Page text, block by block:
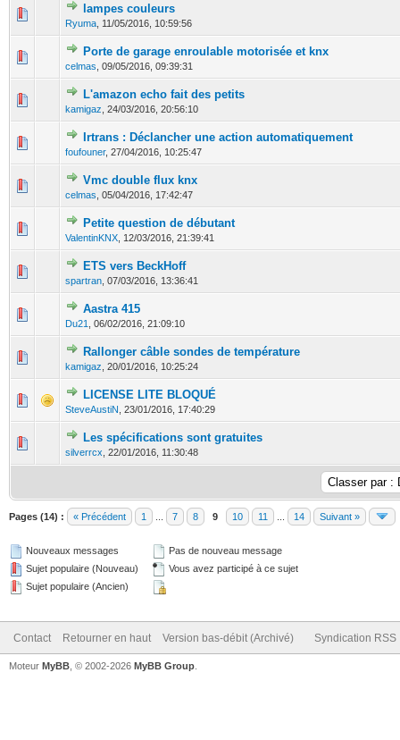
lampes couleurs
Ryuma 11/05/2016, 10:59:56
0 Votes - 0 sur 5 en moyenne
12
Porte de garage enroulable motorisée et knx
celmas 09/05/2016, 09:39:31
0 Votes - 0 sur 5 en moyenne
12345
L'amazon echo fait des petits
kamigaz 24/03/2016, 20:56:10
0 Votes - 0 sur 5 en moyenne
1 234 5
Irtrans : Déclancher une action automatiquement
foufouner, 27/04/2016, 10:25:47
0 Votes - 0 sur 5 en moyenne
1234 5
Vmc double flux knx
celmas 05/04/2016, 17:42:47
0 Votes - 0 sur 5 en moyenne
12 345
Petite question de débutant
ValentinKNX 12/03/2016, 21:39:41
0 Votes - 0 sur 5 en moyenne
1 23 45
ETS vers BeckHoff
spartran 07/03/2016, 13:36:41
0 Votes - 0 sur 5 en moyenne
1 234
Aastra 415
Du21 06/02/2016, 21:09:10
0 Votes - 0 sur 5 en moyenne
Rallonger câble sondes de température
kamigaz 20/01/2016, 10:25:24
0 Votes - 0 sur 5 en moyenne
12345
LICENSE LITE BLOQUÉ
SteveAustiN 23/01/2016, 17:40:29
0 Votes - 0 sur 5 en moyenne
12345
Les spécifications sont gratuites
silverrcx 22/01/2016, 11:30:48
0 Votes - 0 sur 5 en moyenne
123 45
Pages (14) : « Précédent 1 7 8 9 10 11 14 Suivant »
Nouveaux messages
Sujet populaire (Nouveau)
Sujet populaire (Ancien)
Pas de nouveau message
Vous avez participé à ce sujet
Contact Retourner en haut Version bas-débit (Archivé) Syndication RSS
Moteur MyBB , © 2002-2026 MyBB Group